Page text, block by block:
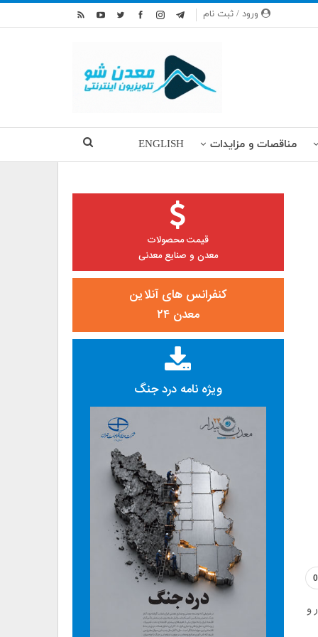
ورود / ثبت نام
مناقصات و مزایدات ENGLISH
0
پایان اردیبهشت ماه امسال ۳۸۰ هزار و
قیمت محصولات
معدن و صنایع معدنی
کنفرانس های آنلاین
معدن ۲۴
ویژه نامه درد جنگ